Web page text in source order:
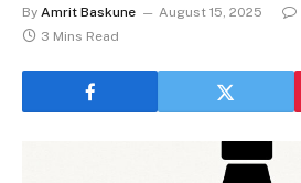
By Amrit Baskune August 15, 2025
3 Mins Read